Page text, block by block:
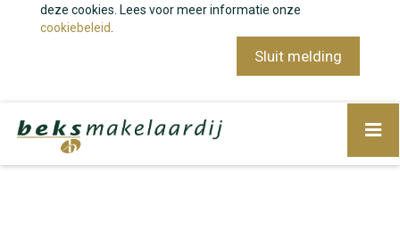
deze cookies. Lees voor meer informatie onze
cookiebeleid
Sluit melding